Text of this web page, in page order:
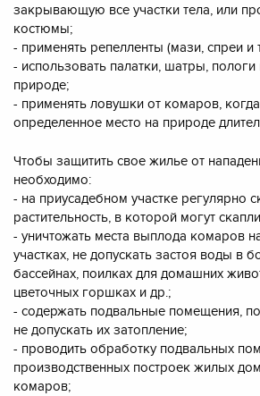
закрывающую все участки тела, или
костюмы;
- применять репелленты (мази, спреи и
- использовать палатки, шатры,
природе;
- применять ловушки от комаров,
определенное место на природе
Чтобы защитить свое жилье от
необходимо:
- на приусадебном участке регулярно
растительность, в которой могут
- уничтожать места выплода комаров
участках, не допускать застоя воды в
бассейнах, поилках для домашних
цветочных горшках и др.;
- содержать подвальные помещения,
не допускать их затопление;
- проводить обработку подвальных
производственных построек жилых
комаров;